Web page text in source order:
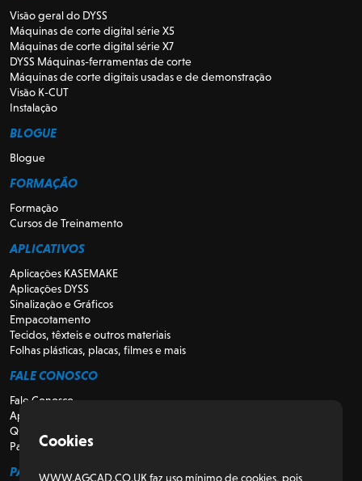
Visão geral do DYSS
Máquinas de corte digital série X5
Máquinas de corte digital série X7
DYSS Máquinas-ferramentas de corte
Máquinas de corte digitais usadas e de demonstração
Visão K-CUT
Instalação
BLOGUE
Blogue
FORMAÇÃO
Formação
Cursos de Treinamento
APLICATIVOS
Aplicações KASEMAKE
Aplicações DYSS
Sinalização e Gráficos
Empacotamento
Tecidos, têxteis e outros materiais
Folhas plásticas, placas, filmes e mais
FALE CONOSCO
Fale Conosco
Apoio
Quem somos
Para Revendedores
PARA CLIENTES
Cookies
WWW.AGCAD.CO.UK faz uso mínimo de cookies, pois